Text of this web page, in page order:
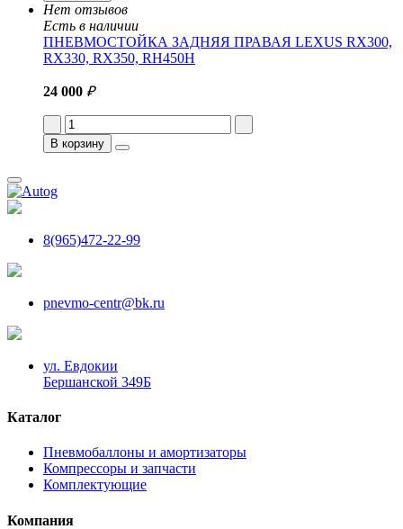
Нет отзывов
Есть в наличии
ПНЕВМОСТОЙКА ЗАДНЯЯ ПРАВАЯ LEXUS RX300,
RX330, RX350, RH450H
24 000 ₽
В корзину
8(965)472-22-99
pnevmo-centr@bk.ru
ул. Евдокии
Бершанской 349Б
Каталог
Пневмобаллоны и амортизаторы
Компрессоры и запчасти
Комплектующие
Компания